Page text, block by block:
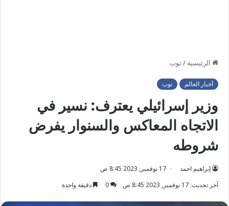
الرئيسية /توب
أخبار العالم توب
وزير إسرائيلي يعترف: نسير في
الاتجاه المعاكس والسنوار يفرض
شروطه
إبراهيم احمد
17 نوفمبر, 2023 8:45 ص
آخر تحديث: 17 نوفمبر, 2023 8:45 ص
0 دقيقة واحدة